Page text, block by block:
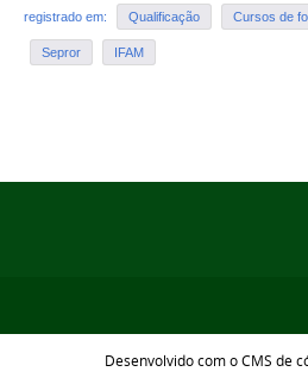
registrado em: Qualificação Cursos de
Sepror IFAM
Desenvolvido com o CMS de